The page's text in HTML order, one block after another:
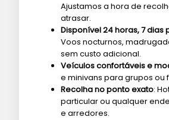
Ajustamos a hora de
atrasar.
Disponível 24 horas, 7 dias
Voos nocturnos,
sem custo adicional.
Veículos confortáveis e
e minivans para grupos ou
Recolha no ponto exato:
particular ou qualquer
e arredores.